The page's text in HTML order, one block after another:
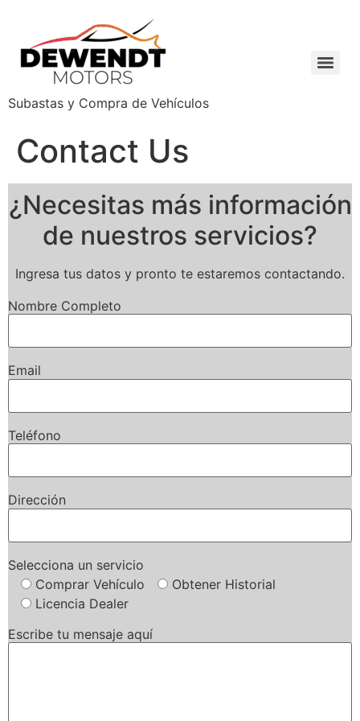
Subastas y Compra de Vehículos
Contact Us
¿Necesitas más información
de nuestros servicios?
Ingresa tus datos y pronto te estaremos contactando.
Nombre Completo
Email
Teléfono
Dirección
Selecciona un servicio
Comprar Vehículo
Obtener Historial
Licencia Dealer
Escribe tu mensaje aquí